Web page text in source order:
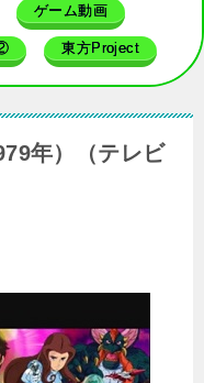
ゲーム動画
東方Project
年）（テレビ